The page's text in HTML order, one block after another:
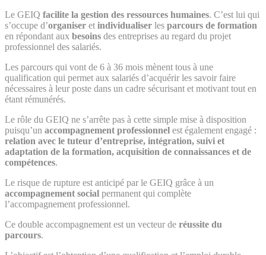
Le GEIQ facilite la gestion des ressources humaines. C’est lui qui
s’occupe d’organiser et individualiser les parcours de formation
en répondant aux besoins des entreprises au regard du projet
professionnel des salariés.
Les parcours qui vont de 6 à 36 mois mènent tous à une
qualification qui permet aux salariés d’acquérir les savoir faire
nécessaires à leur poste dans un cadre sécurisant et motivant tout en
étant rémunérés.
Le rôle du GEIQ ne s’arrête pas à cette simple mise à disposition
puisqu’un accompagnement professionnel est également engagé :
relation avec le tuteur d’entreprise, intégration, suivi et
adaptation de la formation, acquisition de connaissances et de
compétences.
Le risque de rupture est anticipé par le GEIQ grâce à un
accompagnement social permanent qui complète
l’accompagnement professionnel.
Ce double accompagnement est un vecteur de réussite du
parcours.